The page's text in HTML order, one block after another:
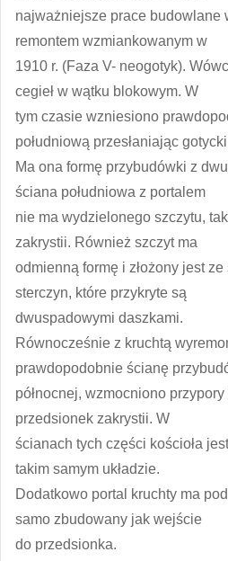
najważniejsze prace budowlane
remontem wzmiankowanym w
1910 r. (Faza V- neogotyk).
cegieł w wątku blokowym. W
tym czasie wzniesiono
południową przesłaniając
Ma ona formę przybudówki z
ściana południowa z portalem
nie ma wydzielonego szczytu,
zakrystii. Również szczyt ma
odmienną formę i złożony jest
sterczyn, które przykryte są
dwuspadowymi daszkami.
Równocześnie z kruchtą
prawdopodobnie ścianę
północnej, wzmocniono
przedsionek zakrystii. W
ścianach tych części kościoła
takim samym układzie.
Dodatkowo portal kruchty ma
samo zbudowany jak wejście
do przedsionka.